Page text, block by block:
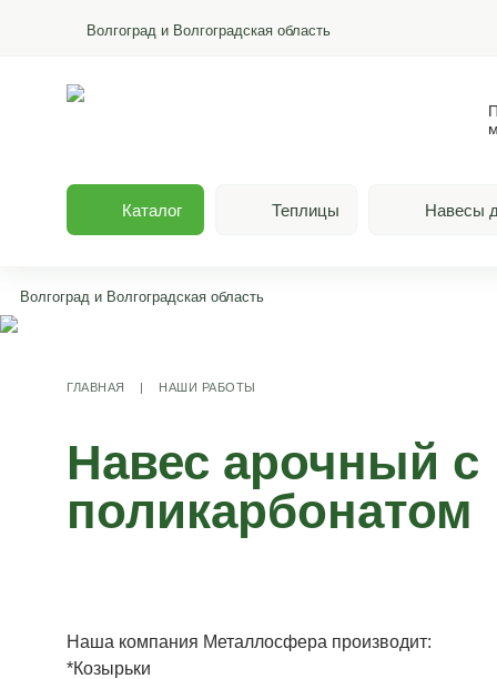
Волгоград и Волгоградская область
Каталог Теплицы Навесы
Волгоград и Волгоградская область
ГЛАВНАЯ | НАШИ РАБОТЫ
Навес арочный с
поликарбонатом
Наша компания Металлосфера производит:
*Козырьки